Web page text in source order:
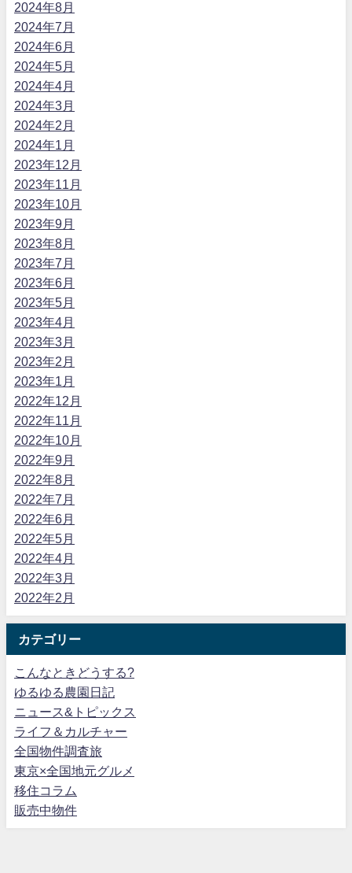
2024年8月
2024年7月
2024年6月
2024年5月
2024年4月
2024年3月
2024年2月
2024年1月
2023年12月
2023年11月
2023年10月
2023年9月
2023年8月
2023年7月
2023年6月
2023年5月
2023年4月
2023年3月
2023年2月
2023年1月
2022年12月
2022年11月
2022年10月
2022年9月
2022年8月
2022年7月
2022年6月
2022年5月
2022年4月
2022年3月
2022年2月
カテゴリー
こんなときどうする?
ゆるゆる農園日記
ニュース&トピックス
ライフ＆カルチャー
全国物件調査旅
東京×全国地元グルメ
移住コラム
販売中物件